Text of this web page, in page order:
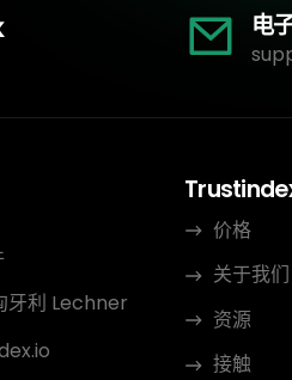
电
牙利 Lechner
价格
关于我们
资源
接触